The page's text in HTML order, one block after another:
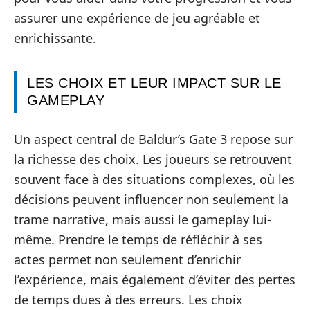
assurer une expérience de jeu agréable et
enrichissante.
LES CHOIX ET LEUR IMPACT SUR LE
GAMEPLAY
Un aspect central de Baldur’s Gate 3 repose sur
la richesse des choix. Les joueurs se retrouvent
souvent face à des situations complexes, où les
décisions peuvent influencer non seulement la
trame narrative, mais aussi le gameplay lui-
même. Prendre le temps de réfléchir à ses
actes permet non seulement d’enrichir
l’expérience, mais également d’éviter des pertes
de temps dues à des erreurs. Les choix